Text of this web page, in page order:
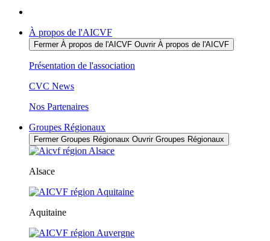
À propos de l'AICVF
Fermer À propos de l'AICVF Ouvrir À propos de l'AICVF
Présentation de l'association
CVC News
Nos Partenaires
Groupes Régionaux
Fermer Groupes Régionaux Ouvrir Groupes Régionaux
Alsace
Aquitaine